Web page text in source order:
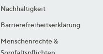
Nachhaltigkeit
Barrierefreiheitserklärung
Menschenrechte &
Sorgfaltspflichten